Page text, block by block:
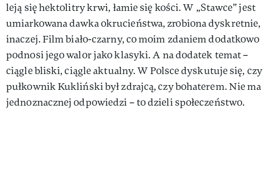
leją się hektolitry krwi, łamie się kości. W „Stawce” jest
umiarkowana dawka okrucieństwa, zrobiona dyskretnie,
inaczej. Film biało­-czarny, co moim zdaniem dodatkowo
podnosi jego walor jako klasyki. A na dodatek temat –
ciągle bliski, ciągle aktualny. W Pol­sce dyskutuje się, czy
pułkownik Kukliński był zdrajcą, czy bohate­rem. Nie ma
jednoznacznej odpo­wiedzi – to dzieli społeczeństwo.